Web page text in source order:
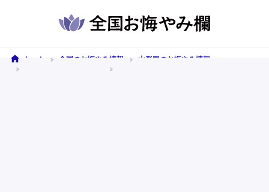
ホーム 全国のお悔やみ情報
山形県のお悔やみ情報